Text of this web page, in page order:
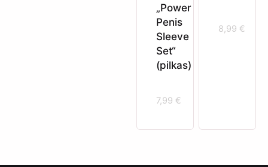
„Power
Penis
Sleeve
Set“
(pilkas)
7,99 €
8,99 €